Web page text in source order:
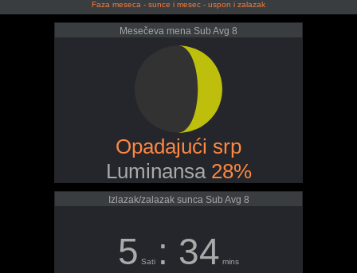
Faza meseca - sunce i mesec - uspon i zalazak
Mesečeva mena Sub Avg 8
Opadajući srp
Luminansa 28%
Izlazak/zalazak sunca Sub Avg 8
5 Sati : 34 mins